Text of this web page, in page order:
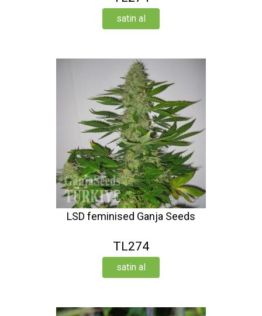
satin al
LSD feminised Ganja Seeds
TL274
satin al